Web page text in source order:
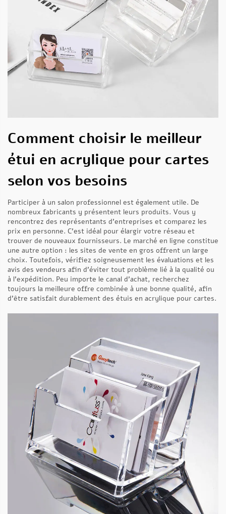
Comment choisir le meilleur
étui en acrylique pour cartes
selon vos besoins
Participer à un salon professionnel est également utile. De
nombreux fabricants y présentent leurs produits. Vous y
rencontrez des représentants d’entreprises et comparez les
prix en personne. C’est idéal pour élargir votre réseau et
trouver de nouveaux fournisseurs. Le marché en ligne constitue
une autre option : les sites de vente en gros offrent un large
choix. Toutefois, vérifiez soigneusement les évaluations et les
avis des vendeurs afin d’éviter tout problème lié à la qualité ou
à l’expédition. Peu importe le canal d’achat, recherchez
toujours la meilleure offre combinée à une bonne qualité, afin
d’être satisfait durablement des étuis en acrylique pour cartes.